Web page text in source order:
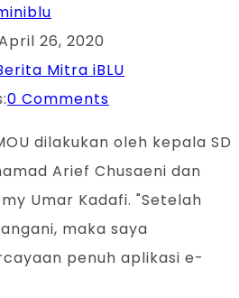
26, 2020
Mitra iBLU
0 Comments
dilakukan oleh kepala SD
Arief Chusaeni dan
Umar Kadafi. "Setelah
maka saya
penuh aplikasi e-